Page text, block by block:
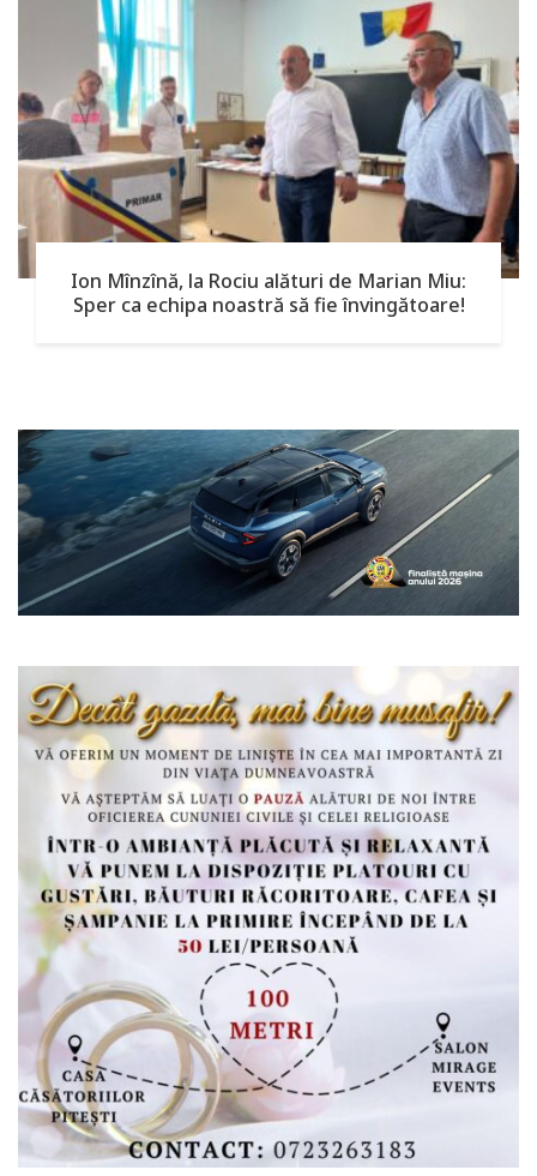
Ion Mînzînă, la Rociu alături de Marian Miu:
Sper ca echipa noastră să fie învingătoare!